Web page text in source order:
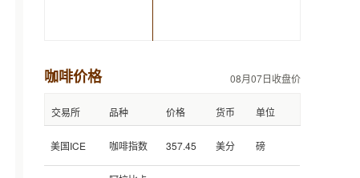
咖啡价格 08月07日收盘价
交易所 品种 价格 货币 单位
美国ICE 咖啡指数 357.45 美分 磅